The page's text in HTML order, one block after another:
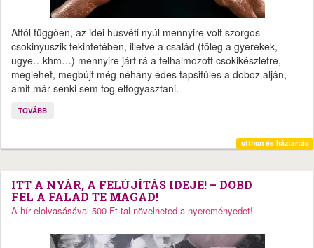
Attól függően, az idei húsvéti nyúl mennyire volt szorgos
csokinyuszik tekintetében, illetve a család (főleg a gyerekek,
ugye…khm…) mennyire járt rá a felhalmozott csokikészletre,
meglehet, megbújt még néhány édes tapsifüles a doboz alján,
amit már senki sem fog elfogyasztani.
TOVÁBB
otthon és háztartás
ITT A NYÁR, A FELÚJÍTÁS IDEJE! – DOBD
FEL A FALAD TE MAGAD!
A hír elolvasásával 500 Ft-tal növelheted a nyereményedet!